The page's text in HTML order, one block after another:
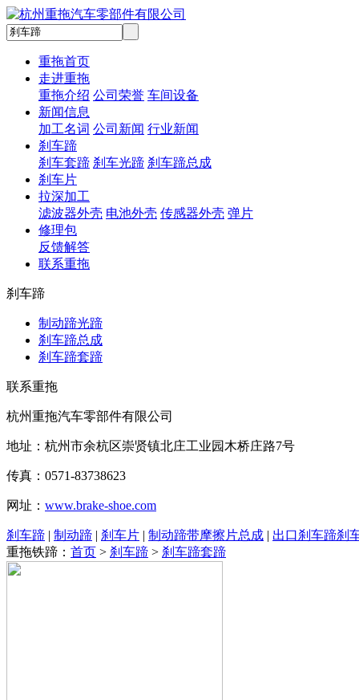
重拖首页
走进重拖
重拖介绍 公司荣誉 车间设备
新闻信息
加工名词 公司新闻 行业新闻
刹车蹄
刹车套蹄 刹车光蹄 刹车蹄总成
刹车片
拉深加工
滤波器外壳 电池外壳 传感器外壳 弹片
修理包
反馈解答
联系重拖
刹车蹄
制动蹄光蹄
刹车蹄总成
刹车蹄套蹄
联系重拖
杭州重拖汽车零部件有限公司
地址：杭州市余杭区崇贤镇北庄工业园木桥庄路7号
传真：0571-83738623
网址： www.brake-shoe.com
刹车蹄 | 制动蹄 | 刹车片 | 制动蹄带摩擦片总成 | 出口刹车蹄刹
重拖铁蹄： 首页 > 刹车蹄 > 刹车蹄套蹄